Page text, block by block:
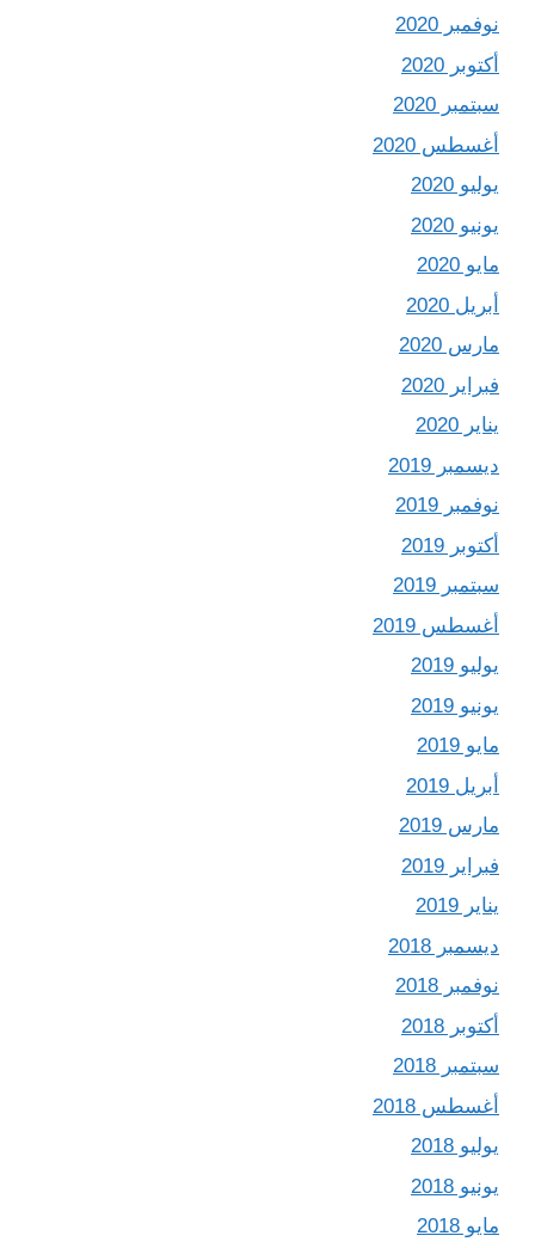
نوفمبر 2020
أكتوبر 2020
سبتمبر 2020
أغسطس 2020
يوليو 2020
يونيو 2020
مايو 2020
أبريل 2020
مارس 2020
فبراير 2020
يناير 2020
ديسمبر 2019
نوفمبر 2019
أكتوبر 2019
سبتمبر 2019
أغسطس 2019
يوليو 2019
يونيو 2019
مايو 2019
أبريل 2019
مارس 2019
فبراير 2019
يناير 2019
ديسمبر 2018
نوفمبر 2018
أكتوبر 2018
سبتمبر 2018
أغسطس 2018
يوليو 2018
يونيو 2018
مايو 2018